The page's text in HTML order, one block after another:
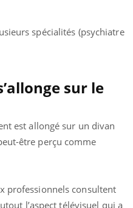
spécialités (psychiatre
sur le
est allongé sur un divan
être perçu comme
professionnels consultent
l’aspect télévisuel qui a
Les médicaments GLP-1
protègent-ils aussi les os
Cytomégalovirus : ce qui
change dans la prise en